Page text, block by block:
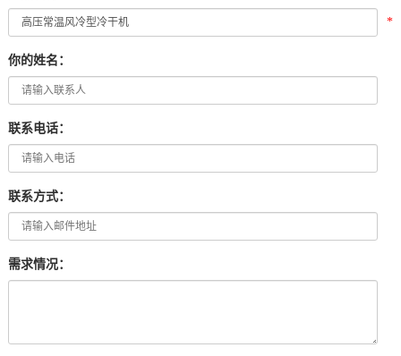
*
你的姓名：
联系电话：
联系方式：
需求情况：